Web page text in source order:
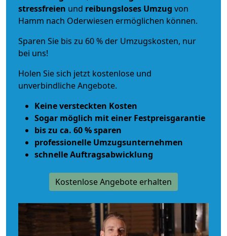
stressfreien und reibungsloses Umzug von
Hamm nach Oderwiesen ermöglichen können.
Sparen Sie bis zu 60 % der Umzugskosten, nur
bei uns!
Holen Sie sich jetzt kostenlose und
unverbindliche Angebote.
Keine versteckten Kosten
Sogar möglich mit einer Festpreisgarantie
bis zu ca. 60 % sparen
professionelle Umzugsunternehmen
schnelle Auftragsabwicklung
Kostenlose Angebote erhalten